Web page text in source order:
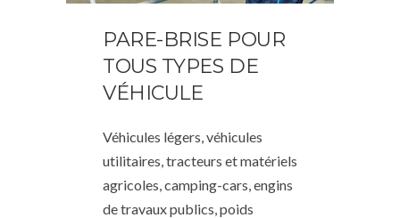
PARE-BRISE POUR
TOUS TYPES DE
VÉHICULE
Véhicules légers, véhicules
utilitaires, tracteurs et matériels
agricoles, camping-cars, engins
de travaux publics, poids